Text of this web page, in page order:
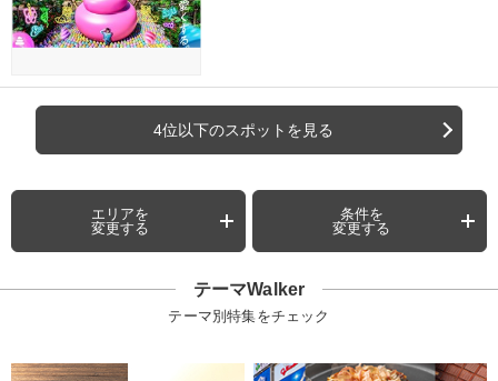
4位以下のスポットを見る
エリアを
変更する
条件を
変更する
テーマWalker
テーマ別特集をチェック